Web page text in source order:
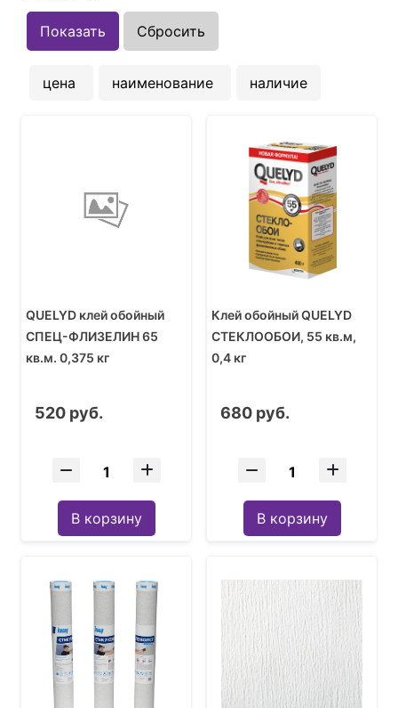
цена наименование наличие
QUELYD клей обойный
СПЕЦ-ФЛИЗЕЛИН 65
кв.м. 0,375 кг
520 руб.
В корзину
Клей обойный QUELYD
СТЕКЛООБОИ, 55 кв.м,
0,4 кг
680 руб.
В корзину